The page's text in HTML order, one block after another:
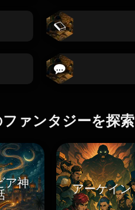
ァンタジーを探索
ア神
アーケイン